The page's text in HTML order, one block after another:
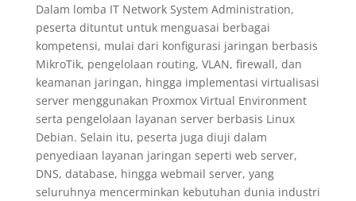
Dalam lomba IT Network System Administration,
peserta dituntut untuk menguasai berbagai
kompetensi, mulai dari konfigurasi jaringan berbasis
MikroTik, pengelolaan routing, VLAN, firewall, dan
keamanan jaringan, hingga implementasi virtualisasi
server menggunakan Proxmox Virtual Environment
serta pengelolaan layanan server berbasis Linux
Debian. Selain itu, peserta juga diuji dalam
penyediaan layanan jaringan seperti web server,
DNS, database, hingga webmail server, yang
seluruhnya mencerminkan kebutuhan dunia industri